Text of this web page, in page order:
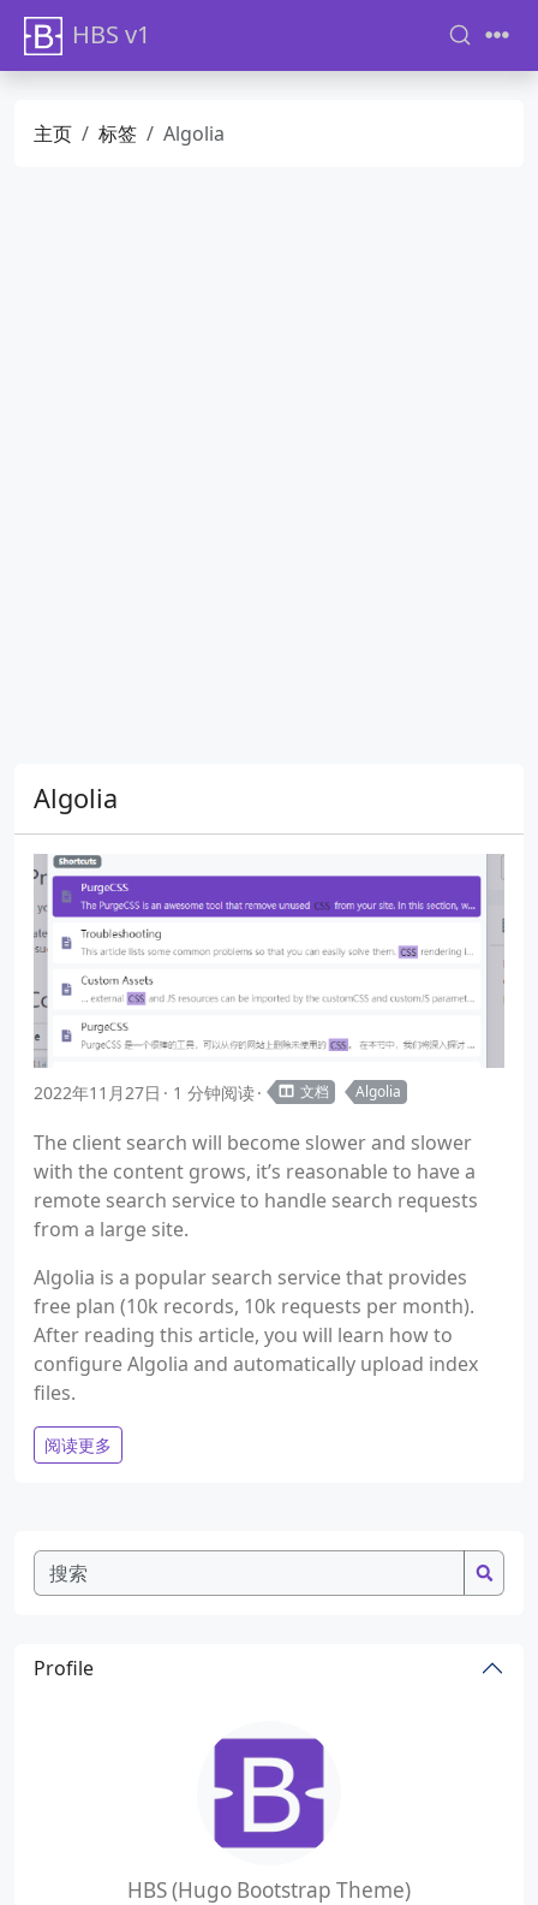
HBS v1
主页 标签 Algolia
Algolia
2022年11月27日 1 分钟阅读 文档 Algolia
The client search will become slower and slower
with the content grows, it’s reasonable to have a
remote search service to handle search requests
from a large site.
Algolia is a popular search service that provides
free plan (10k records, 10k requests per month).
After reading this article, you will learn how to
configure Algolia and automatically upload index
files.
阅读更多
Profile
HBS (Hugo Bootstrap Theme)